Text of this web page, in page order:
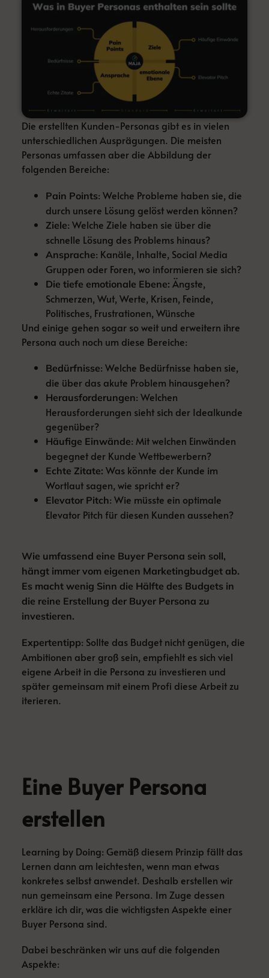
Die erstellten Kunden-Personas gibt es in vielen
unterschiedlichen Ausprägungen. Die meisten
Personas umfassen aber die Abbildung der
folgenden Bereiche:
Pain Points: Welche Probleme haben sie, die
durch unsere Lösung gelöst werden können?
Ziele: Welche Ziele haben sie über die
schnelle Lösung des Problems hinaus?
Ansprache: Kanäle, Inhalte, Social Media
Gruppen oder Foren, wo informieren sie sich?
Die tiefe emotionale Ebene: Ängste,
Schmerzen, Wut, Werte, Krisen, Feinde,
Politisches, Frustrationen, Wünsche
Und einige gehen sogar so weit und erweitern ihre
Persona auch noch um diese Bereiche:
Bedürfnisse: Welche Bedürfnisse haben sie,
die über das akute Problem hinausgehen?
Herausforderungen: Welchen
Herausforderungen sieht sich der Idealkunde
gegenüber?
Häufige Einwände: Mit welchen Einwänden
begegnet der Kunde Wettbewerbern?
Echte Zitate: Was könnte der Kunde im
Wortlaut sagen, wie spricht er?
Elevator Pitch: Wie müsste ein optimale
Elevator Pitch für diesen Kunden aussehen?
Wie umfassend eine Buyer Persona sein soll,
hängt immer vom eigenen Marketingbudget ab.
Es macht wenig Sinn die Hälfte des Budgets in
die reine Erstellung der Buyer Persona zu
investieren.
Expertentipp: Sollte das Budget nicht genügen, die
Ambitionen aber groß sein, empfiehlt es sich viel
eigene Arbeit in die Persona zu investieren und
später gemeinsam mit einem Profi diese Arbeit zu
iterieren.
Eine Buyer Persona
erstellen
Learning by Doing: Gemäß diesem Prinzip fällt das
Lernen dann am leichtesten, wenn man etwas
konkretes selbst anwendet. Deshalb erstellen wir
nun gemeinsam eine Persona. Im Zuge dessen
erkläre ich dir, was die wichtigsten Aspekte einer
Buyer Persona sind.
Dabei beschränken wir uns auf die folgenden
Aspekte: